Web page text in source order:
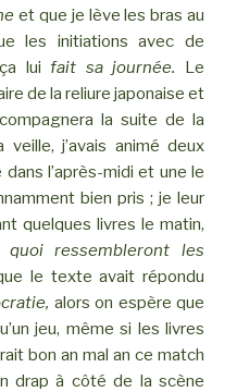
et que je lève les bras au
les initiations avec de
ça luifait sa journée. Le
de la reliure japonaise et
la suite de la
veille, j’avais animé deux
l’après-midi et une le
bien pris ; je leur
quelques livres le matin,
quoi ressembleront les
le texte avait répondu
alors on espère que
jeu, même si les livres
bon an mal an ce match
drap à côté de la scène